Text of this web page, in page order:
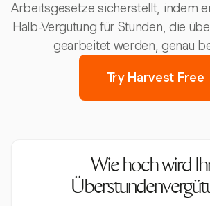
Arbeitsgesetze sicherstellt, indem
Halb-Vergütung für Stunden, die
gearbeitet werden, genau
Try Harvest Free
Wie hoch wird